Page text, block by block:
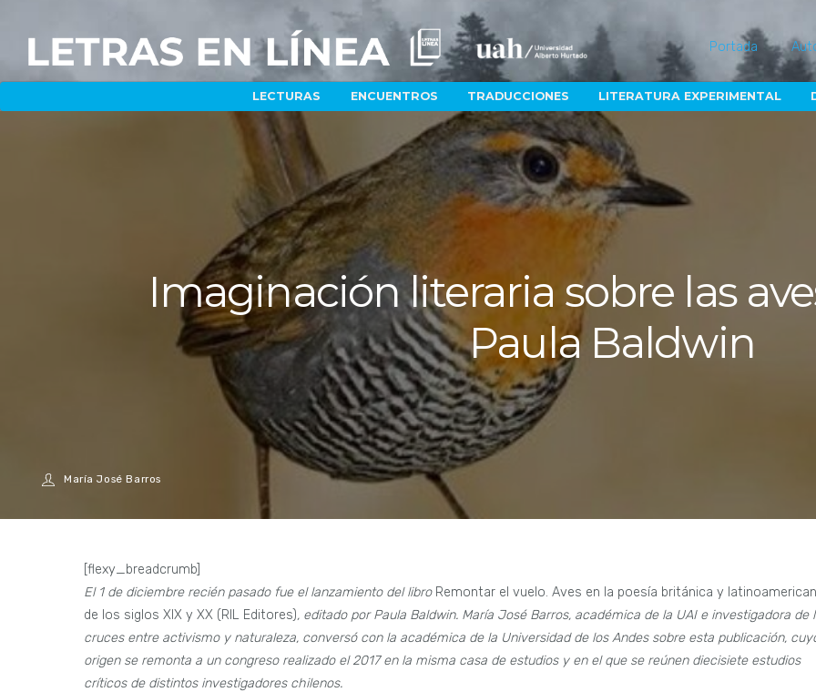
Portada
LECTURAS ENCUENTROS TRADUCCIONES LITERATURA EXPERIMENTAL
Imaginación literaria sobre las
Paula Baldwin
María José Barros
[flexy_breadcrumb]
El 1 de diciembre recién pasado fue el lanzamiento del libroRemontar el vuelo. Aves en la poesía británica y
de los siglos XIX y XX (RIL Editores), editado por Paula Baldwin. María José Barros, académica de la UAI e investigadora de
cruces entre activismo y naturaleza, conversó con la académica de la Universidad de los Andes sobre esta publicación,
origen se remonta a un congreso realizado el 2017 en la misma casa de estudios y en el que se reúnen diecisiete estudios
críticos de distintos investigadores chilenos.